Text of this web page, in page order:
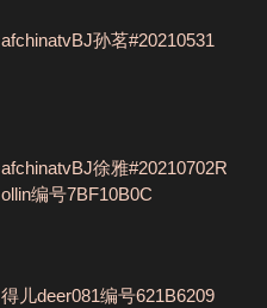
afchinatvBJ孙茗#20210531
afchinatvBJ徐雅#20210702R
ollin编号7BF10B0C
得儿deer081编号621B6209